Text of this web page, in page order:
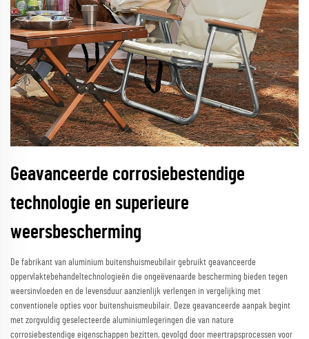
Geavanceerde corrosiebestendige
technologie en superieure
weersbescherming
De fabrikant van aluminium buitenshuismeubilair gebruikt geavanceerde
oppervlaktebehandeltechnologieën die ongeëvenaarde bescherming bieden tegen
weersinvloeden en de levensduur aanzienlijk verlengen in vergelijking met
conventionele opties voor buitenshuismeubilair. Deze geavanceerde aanpak begint
met zorgvuldig geselecteerde aluminiumlegeringen die van nature
corrosiebestendige eigenschappen bezitten, gevolgd door meertrapsprocessen voor